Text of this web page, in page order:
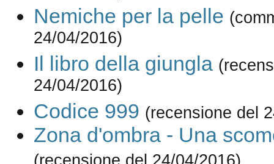
Nemiche per la pelle
24/04/2016)
Il libro della giungla
24/04/2016)
Codice 999 (recensione del
Zona d'ombra - Una